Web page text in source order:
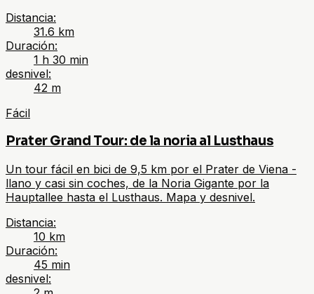
Distancia:
31.6 km
Duración:
1 h 30 min
desnivel:
42 m
Fácil
Prater Grand Tour: de la noria al Lusthaus
Un tour fácil en bici de 9,5 km por el Prater de Viena -
llano y casi sin coches, de la Noria Gigante por la
Hauptallee hasta el Lusthaus. Mapa y desnivel.
Distancia:
10 km
Duración:
45 min
desnivel: